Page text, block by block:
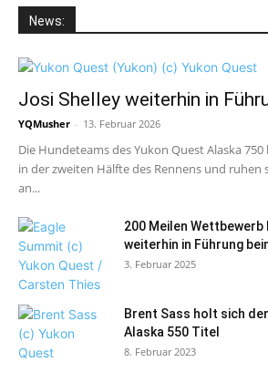
News:
Josi Shelley weiterhin in
YQMusher - 13. Februar 2026
Die Hundeteams des Yukon Quest Alaska
in der zweiten Hälfte des Rennens und ruhen
an...
200 Meilen
weiterhin in Führung
3. Februar 2025
Brent Sass holt sich
Alaska 550 Titel
8. Februar 2023